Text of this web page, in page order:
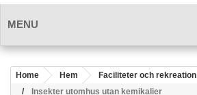
MENU
Home Hem Faciliteter och rekreation
Insekter utomhus utan kemikalier